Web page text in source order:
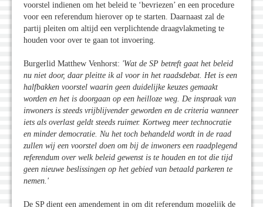
voorstel indienen om het beleid te ‘bevriezen’ en een procedure
voor een referendum hierover op te starten. Daarnaast zal de
partij pleiten om altijd een verplichtende draagvlakmeting te
houden voor over te gaan tot invoering.
Burgerlid Matthew Venhorst: 'Wat de SP betreft gaat het beleid
nu niet door, daar pleitte ik al voor in het raadsdebat. Het is een
halfbakken voorstel waarin geen duidelijke keuzes gemaakt
worden en het is doorgaan op een heilloze weg. De inspraak van
inwoners is steeds vrijblijvender geworden en de criteria wanneer
iets als overlast geldt steeds ruimer. Kortweg meer technocratie
en minder democratie. Nu het toch behandeld wordt in de raad
zullen wij een voorstel doen om bij de inwoners een raadplegend
referendum over welk beleid gewenst is te houden en tot die tijd
geen nieuwe beslissingen op het gebied van betaald parkeren te
nemen.'
De SP dient een amendement in om dit referendum mogelijk de